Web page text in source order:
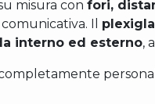
misura con fori,
Il
interno ed esterno,